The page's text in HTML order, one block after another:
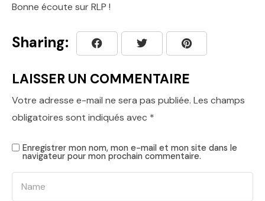
Bonne écoute sur RLP !
Sharing:
LAISSER UN COMMENTAIRE
Votre adresse e-mail ne sera pas publiée. Les champs
obligatoires sont indiqués avec *
Enregistrer mon nom, mon e-mail et mon site dans le
navigateur pour mon prochain commentaire.